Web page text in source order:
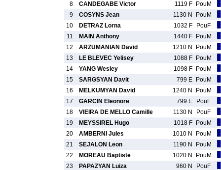
8
CANDEGABE Victor 1119 F
PouM
9
COSYNS Jean 1130 N
PouM
10
DETRAZ Lorna 1032 F
PouF
11
MAIN Anthony 1440 F
PouM
12
ARZUMANIAN David 1210 N
PouM
13
LE BLEVEC Yelisey 1088 F
PouM
14
YANG Wesley 1098 F
PouM
15
SARGSYAN Davit 799 E
PouM
16
MELKUMYAN David 1240 N
PouM
17
GARCIN Eleonore 799 E
PouF
18
VIEIRA DE MELLO Camille 1130 N
PouF
19
MEYSSIREL Hugo 1018 F
PouM
20
AMBERNI Jules 1010 N
PouM
21
SEJALON Leon 1190 N
PouM
22
MOREAU Baptiste 1020 N
PouM
23
PAPAZYAN Luiza 960 N
PouF